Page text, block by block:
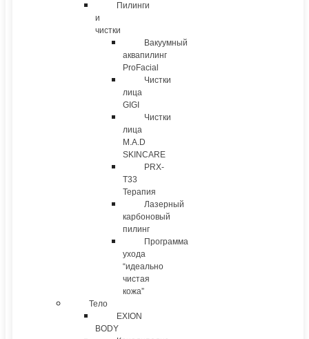
Пилинги
и
чистки
Вакуумный
аквапилинг
ProFacial
Чистки
лица
GIGI
Чистки
лица
M.A.D
SKINCARE
PRX-
T33
Терапия
Лазерный
карбоновый
пилинг
Программа
ухода
“идеально
чистая
кожа”
Тело
EXION
BODY